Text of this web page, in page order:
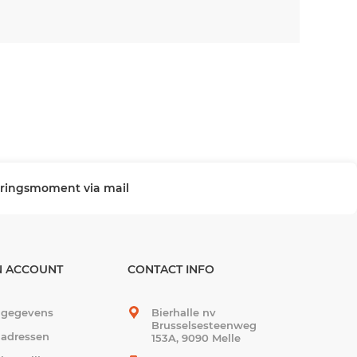
via mail
ACCOUNT CONTACT INFO
Bierhalle nv
Brusselsesteenweg
153A, 9090 Melle